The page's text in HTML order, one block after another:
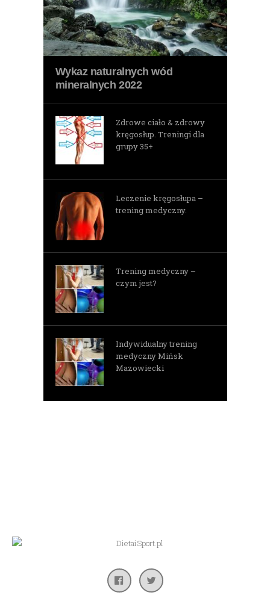
Wykaz naturalnych wód
mineralnych 2022
Zdrowe ciało & zdrowy
kręgosłup. Treningi dla
grupy 35+
Leczenie kręgosłupa –
trening medyczny.
Trening medyczny –
czym jest?
Indywidualny trening
medyczny Mińsk
Mazowiecki